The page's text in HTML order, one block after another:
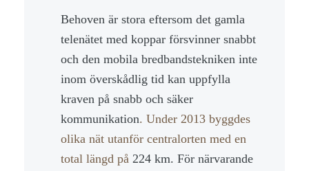
Behoven är stora eftersom det gamla
telenätet med koppar försvinner snabbt
och den mobila bredbandstekniken inte
inom överskådlig tid kan uppfylla
kraven på snabb och säker
kommunikation. Under 2013 byggdes
olika nät utanför centralorten med en
total längd på 224 km. För närvarande